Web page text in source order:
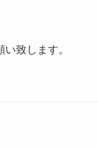
致します。